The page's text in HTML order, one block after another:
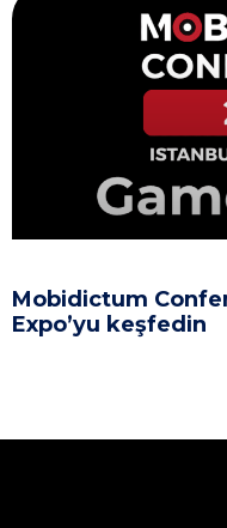
Mobidictum
Expo’yu keşfedin